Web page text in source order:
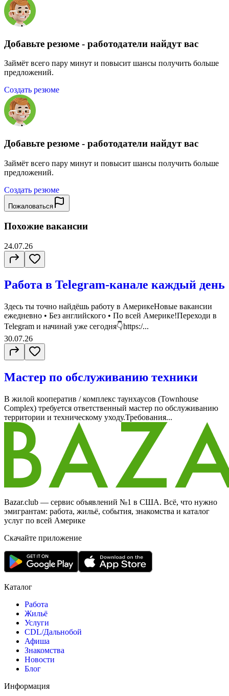
Добавьте резюме - работодатели найдут вас
Займёт всего пару минут и повысит шансы получить больше
предложений.
Создать резюме
Добавьте резюме - работодатели найдут вас
Займёт всего пару минут и повысит шансы получить больше
предложений.
Создать резюме
Пожаловаться
Похожие вакансии
24.07.26
Работа в Telegram-канале каждый день
Здесь ты точно найдёшь работу в АмерикеНовые вакансии
ежедневно • Без английского • По всей Америке!Переходи в
Telegram и начинай уже сегодня👇https:/...
30.07.26
Мастер по обслуживанию техники
В жилой кооператив / комплекс таунхаусов (Townhouse
Complex) требуется ответственный мастер по обслуживанию
территории и техническому уходу.Требования...
Bazar.club — сервис объявлений №1 в США. Всё, что нужно
эмигрантам: работа, жильё, события, знакомства и каталог
услуг по всей Америке
Скачайте приложение
Каталог
Работа
Жильё
Услуги
CDL/Дальнобой
Афиша
Знакомства
Новости
Блог
Информация